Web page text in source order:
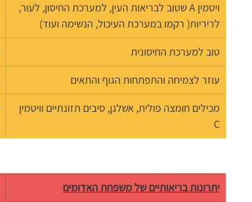
ויטמין A שטוב לבריאות העין, למערכת החיסון, לעור,
לריריות( רקמו במערכת העיכול, הנשימה ועוד)
טוב למערכת החיסונית
עוזר לצמיחה והתפתחות הגוף והתאים
מכילים חומצה פולית, אשלגן, סיבים תזונתיים וויטמין
C
יתרונות בריאותיים של משפחת האדומים